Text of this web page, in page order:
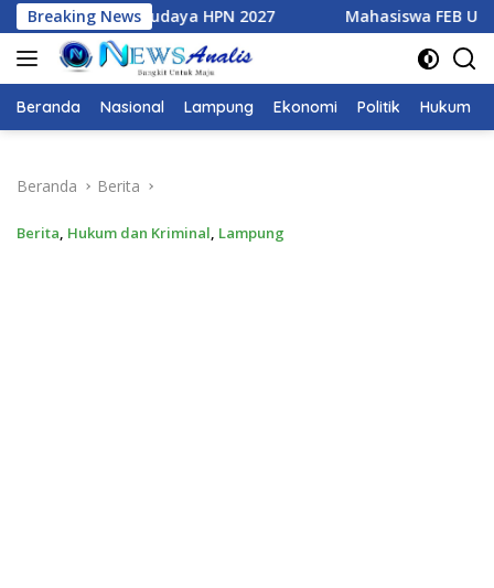
Langsung
ke
konten
Breaking News
2027 Mahasiswa FEB Unila Finalis Pilmapres Tingkat
Beranda Nasional Lampung Ekonomi Politik Hukum
Beranda Berita
Berita, Hukum dan Kriminal, Lampung